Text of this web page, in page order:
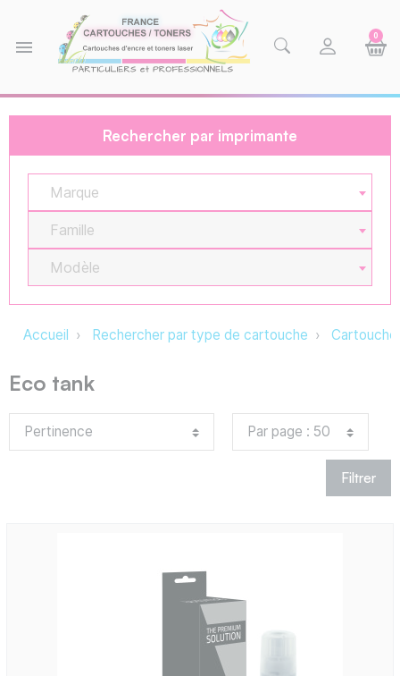
menu
0
Rechercher par imprimante
Marque
Famille
Modèle
Accueil Rechercher par type de cartouche
Eco tank
Filtrer